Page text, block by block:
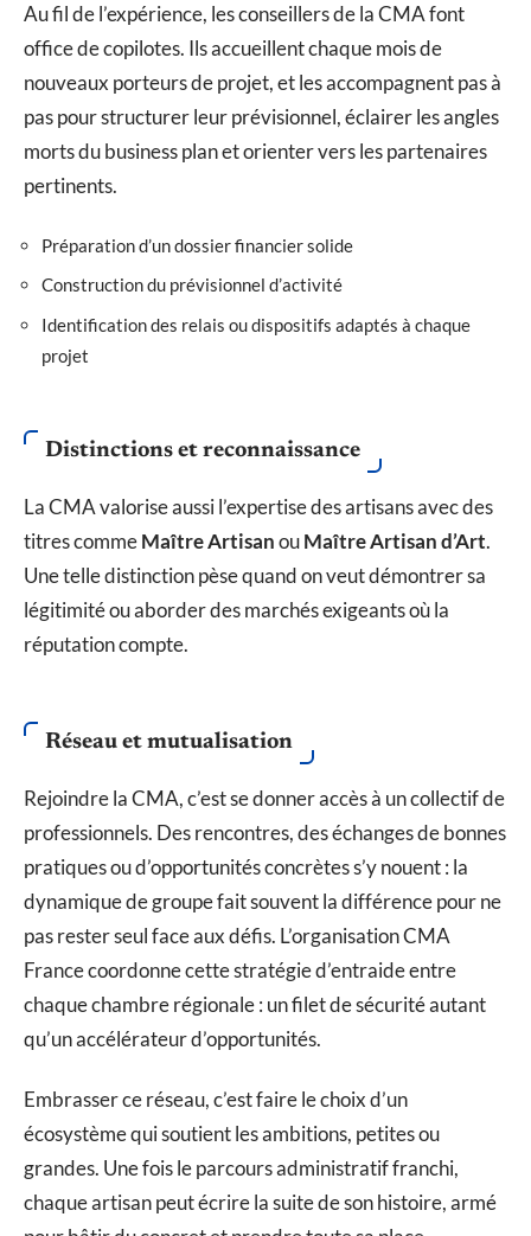
Au fil de l’expérience, les conseillers de la CMA font
office de copilotes. Ils accueillent chaque mois de
nouveaux porteurs de projet, et les accompagnent pas à
pas pour structurer leur prévisionnel, éclairer les angles
morts du business plan et orienter vers les partenaires
pertinents.
Préparation d’un dossier financier solide
Construction du prévisionnel d’activité
Identification des relais ou dispositifs adaptés à chaque
projet
Distinctions et reconnaissance
La CMA valorise aussi l’expertise des artisans avec des
titres commeMaître ArtisanouMaître Artisan d’Art.
Une telle distinction pèse quand on veut démontrer sa
légitimité ou aborder des marchés exigeants où la
réputation compte.
Réseau et mutualisation
Rejoindre la CMA, c’est se donner accès à un collectif de
professionnels. Des rencontres, des échanges de bonnes
pratiques ou d’opportunités concrètes s’y nouent : la
dynamique de groupe fait souvent la différence pour ne
pas rester seul face aux défis. L’organisation CMA
France coordonne cette stratégie d’entraide entre
chaque chambre régionale : un filet de sécurité autant
qu’un accélérateur d’opportunités.
Embrasser ce réseau, c’est faire le choix d’un
écosystème qui soutient les ambitions, petites ou
grandes. Une fois le parcours administratif franchi,
chaque artisan peut écrire la suite de son histoire, armé